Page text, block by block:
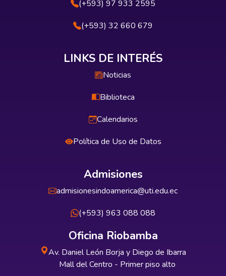
(+593) 97 933 2595
(+593) 32 660 679
LINKS DE INTERÉS
Noticias
Biblioteca
Calendarios
Política de Uso de Datos
Admisiones
admisionesindoamerica@uti.edu.ec
(+593) 963 088 088
Oficina Riobamba
Av. Daniel León Borja y Diego de Ibarra
Mall del Centro - Primer piso alto